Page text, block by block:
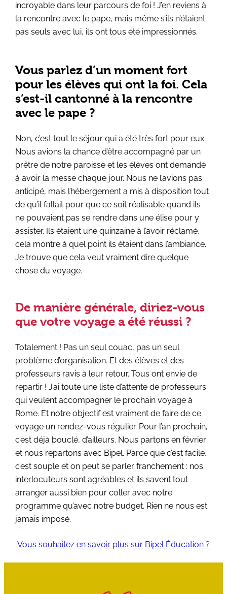
incroyable dans leur parcours de foi ! J’en reviens à
la rencontre avec le pape, mais même s’ils n’étaient
pas seuls avec lui, ils ont tous été impressionnés.
Vous parlez d’un moment fort
pour les élèves qui ont la foi. Cela
s’est-il cantonné à la rencontre
avec le pape ?
Non, c’est tout le séjour qui a été très fort pour eux.
Nous avions la chance d’être accompagné par un
prêtre de notre paroisse et les élèves ont demandé
à avoir la messe chaque jour. Nous ne l’avions pas
anticipé, mais l’hébergement a mis à disposition tout
de qu’il fallait pour que ce soit réalisable quand ils
ne pouvaient pas se rendre dans une élise pour y
assister. Ils étaient une quinzaine à l’avoir réclamé,
cela montre à quel point ils étaient dans l’ambiance.
Je trouve que cela veut vraiment dire quelque
chose du voyage.
De manière générale, diriez-vous
que votre voyage a été réussi ?
Totalement ! Pas un seul couac, pas un seul
problème d’organisation. Et des élèves et des
professeurs ravis à leur retour. Tous ont envie de
repartir ! J’ai toute une liste d’attente de professeurs
qui veulent accompagner le prochain voyage à
Rome. Et notre objectif est vraiment de faire de ce
voyage un rendez-vous régulier. Pour l’an prochain,
c’est déjà bouclé, d’ailleurs. Nous partons en février
et nous repartons avec Bipel. Parce que c’est facile,
c’est souple et on peut se parler franchement : nos
interlocuteurs sont agréables et ils savent tout
arranger aussi bien pour coller avec notre
programme qu’avec notre budget. Rien ne nous est
jamais imposé.
Vous souhaitez en savoir plus sur Bipel Éducation ?